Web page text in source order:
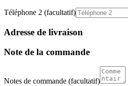
Téléphone 2 (facultatif)
Adresse de livraison
Note de la commande
Notes de commande (facultatif)